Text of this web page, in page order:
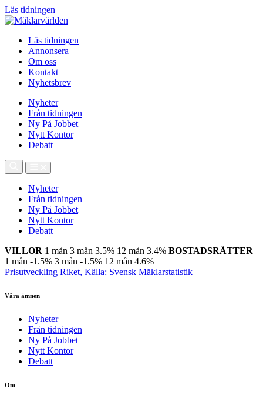
Läs tidningen
Läs tidningen
Annonsera
Om oss
Kontakt
Nyhetsbrev
Nyheter
Från tidningen
Ny På Jobbet
Nytt Kontor
Debatt
Nyheter
Från tidningen
Ny På Jobbet
Nytt Kontor
Debatt
VILLOR 1 mån 3 mån 3.5% 12 mån 3.4% BOSTADSRÄTTER
1 mån -1.5% 3 mån -1.5% 12 mån 4.6%
Prisutveckling Riket, Källa: Svensk Mäklarstatistik
Våra ämnen
Nyheter
Från tidningen
Ny På Jobbet
Nytt Kontor
Debatt
Om